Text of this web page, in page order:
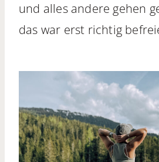
und alles andere gehen
das war erst richtig